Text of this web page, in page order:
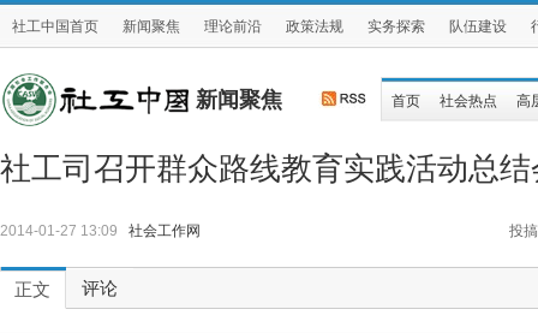
社工中国首页 新闻聚焦 理论前沿 政策法规 实务探索 队伍建设
新闻聚焦 首页 社会热点 高
社工司召开群众路线教育实践活动总
2014-01-27 13:09 社会工作网 投搞
正文 评论